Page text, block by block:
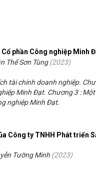
phần Công nghiệp Minh
Thế Sơn Tùng(2023)
tài chính doanh nghiệp.
Minh Đạt. Chương 3 :
nghiệp Minh Đạt.
Công ty TNHH Phát triển
Tường Minh (2023)